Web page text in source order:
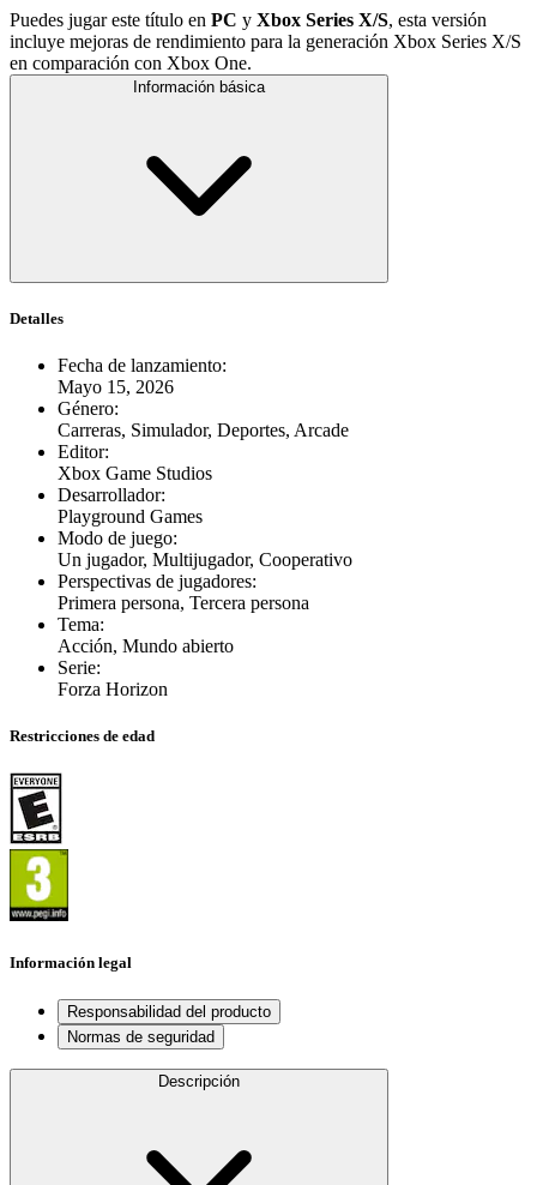
Puedes jugar este título en PC y Xbox Series X/S, esta versión
incluye mejoras de rendimiento para la generación Xbox Series X/S
en comparación con Xbox One.
Información básica
Detalles
Fecha de lanzamiento:
Mayo 15, 2026
Género:
Carreras, Simulador, Deportes, Arcade
Editor:
Xbox Game Studios
Desarrollador:
Playground Games
Modo de juego:
Un jugador, Multijugador, Cooperativo
Perspectivas de jugadores:
Primera persona, Tercera persona
Tema:
Acción, Mundo abierto
Serie:
Forza Horizon
Restricciones de edad
Información legal
Responsabilidad del producto
Normas de seguridad
Descripción